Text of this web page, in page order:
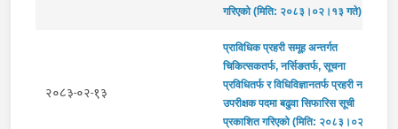
गरिएको (मिति: २०८३।०२।१३ गते) ।
२०८३-०२-१३
प्राविधिक प्रहरी समूह अन्तर्गत
चिकित्सकतर्फ, नर्सिङतर्फ, सूचना
प्रविधितर्फ र विधिविज्ञानतर्फ प्रहरी नायव
उपरीक्षक पदमा बढुवा सिफारिस सूची
प्रकाशित गरिएको (मिति: २०८३।०२।